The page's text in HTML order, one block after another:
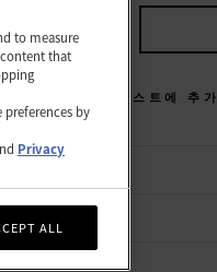
에 추가
위시리스트에 추가
to measure
that
by
Privacy
ALL